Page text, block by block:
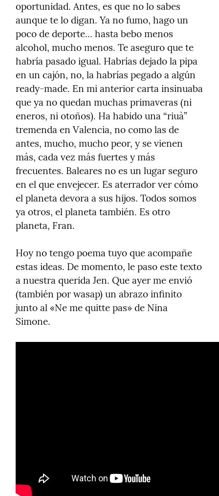
oportunidad. Antes, es que no lo sabes
aunque te lo digan. Ya no fumo, hago un
poco de deporte... hasta bebo menos
alcohol, mucho menos. Te aseguro que te
habría pasado igual. Habrías dejado la pipa
en un cajón, no, la habrías pegado a algún
ready-made. En mi anterior carta insinuaba
que ya no quedan muchas primaveras (ni
eneros, ni otoños). Ha habido una “riuà”
tremenda en Valencia, no como las de
antes, mucho, mucho peor, y se vienen
más, cada vez más fuertes y más
frecuentes. Baleares no es un lugar seguro
en el que envejecer. Es aterrador ver cómo
el planeta devora a sus hijos. Todos somos
ya otros, el planeta también. Es otro
planeta, Fran.
Hoy no tengo poema tuyo que acompañe
estas ideas. De momento, le paso este texto
a nuestra querida Jen. Que ayer me envió
(también por wasap) un abrazo infinito
junto al «Ne me quitte pas» de Nina
Simone.